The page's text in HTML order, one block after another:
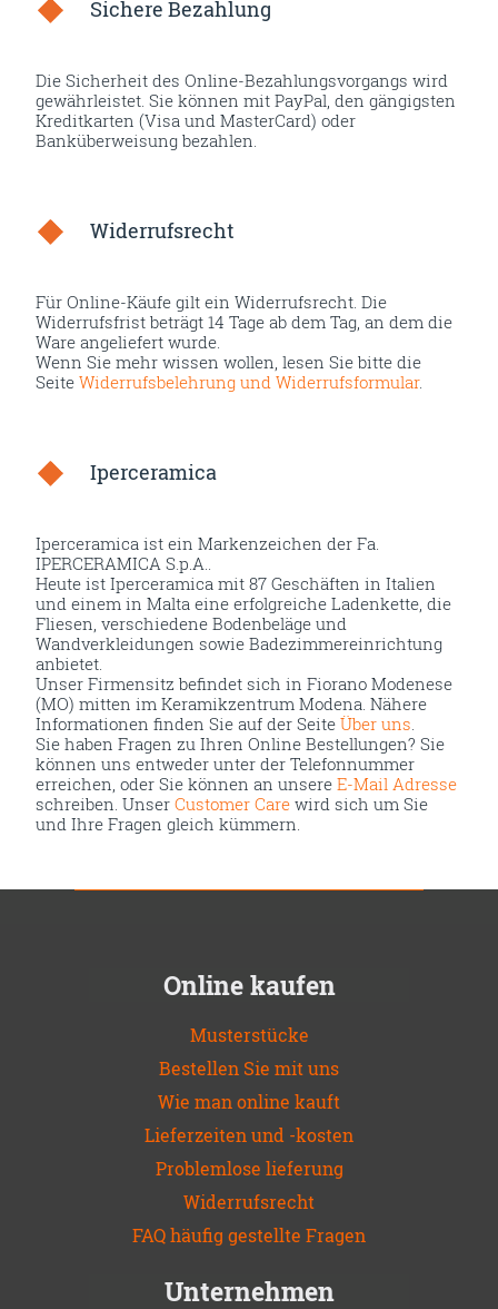
Sichere Bezahlung
Die Sicherheit des Online-Bezahlungsvorgangs wird
gewährleistet. Sie können mit PayPal, den gängigsten
Kreditkarten (Visa und MasterCard) oder
Banküberweisung bezahlen.
Widerrufsrecht
Für Online-Käufe gilt ein Widerrufsrecht. Die
Widerrufsfrist beträgt 14 Tage ab dem Tag, an dem die
Ware angeliefert wurde.
Wenn Sie mehr wissen wollen, lesen Sie bitte die
SeiteWiderrufsbelehrung und Widerrufsformular.
Iperceramica
Iperceramica ist ein Markenzeichen der Fa.
IPERCERAMICA S.p.A..
Heute ist Iperceramica mit 87 Geschäften in Italien
und einem in Malta eine erfolgreiche Ladenkette, die
Fliesen, verschiedene Bodenbeläge und
Wandverkleidungen sowie Badezimmereinrichtung
anbietet.
Unser Firmensitz befindet sich in Fiorano Modenese
(MO) mitten im Keramikzentrum Modena. Nähere
Informationen finden Sie auf der Seite Über uns
Sie haben Fragen zu Ihren Online Bestellungen? Sie
können uns entweder unter der Telefonnummer
erreichen, oder Sie können an unsereE-Mail Adresse
schreiben. UnserCustomer Care wird sich um Sie
und Ihre Fragen gleich kümmern.
Online kaufen
Musterstücke
Bestellen Sie mit uns
Wie man online kauft
Lieferzeiten und -kosten
Problemlose lieferung
Widerrufsrecht
FAQ häufig gestellte Fragen
Unternehmen